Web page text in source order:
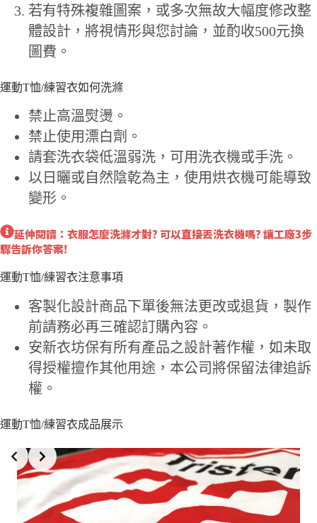
若有特殊複雜圖案，或多次無故大幅度修改整
體設計，將視情形與您討論，並酌收500元換
圖費。
運動T恤/練習衣如何洗滌
禁止高溫熨燙。
禁止使用漂白劑。
請套洗衣袋低溫弱洗，可用洗衣機或手洗。
以日曬或自然陰乾為主，使用烘衣機可能導致
變形。
延伸閱讀：衣服怎麼洗滌才對? 可以直接丟洗衣機嗎? 讓工廠3步
驟告訴你答案!
運動T恤/練習衣注意事項
客製化設計商品下單後無法更改或退貨，製作
前請務必再三確認訂購內容。
安新衣坊保有所有產品之設計著作權，如未取
得授權擅作其他用途，本公司將保留法律追訴
權。
運動T恤/練習衣成品展示
Slide 4 of 5